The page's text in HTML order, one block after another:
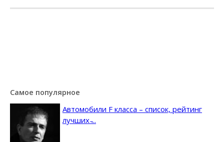
Самое популярное
Автомобили F класса – список, рейтинг
лучших ̵...